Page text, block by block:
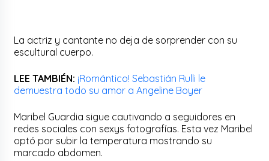
La actriz y cantante no deja de sorprender con su
escultural cuerpo.
LEE TAMBIÉN: ¡Romántico! Sebastián Rulli le
demuestra todo su amor a Angeline Boyer
Maribel Guardia sigue cautivando a seguidores en
redes sociales con sexys fotografías. Esta vez Maribel
optó por subir la temperatura mostrando su
marcado abdomen.